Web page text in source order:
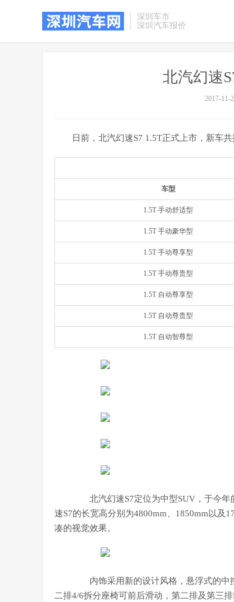
深圳车市
深圳汽车报价
北汽幻速
2017-11-
日前，北汽幻速S7 1.5T正式上市，新车共
车型
1.5T 手动舒适型
1.5T 手动豪华型
1.5T 手动尊享型
1.5T 手动尊贵型
1.5T 自动尊享型
1.5T 自动尊贵型
1.5T 自动智尊型
北汽幻速S7定位为中型SUV，于今年
速S7的长宽高分别为4800mm、1850mm以及
凑的视觉效果。
内饰采用新的设计风格，悬浮式的中
二排4/6拆分座椅可前后滑动，第二排及第三